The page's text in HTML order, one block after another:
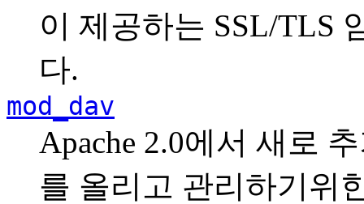
이 제공하는 SSL/TLS
다.
mod_dav
Apache 2.0에서 새로
를 올리고 관리하기위